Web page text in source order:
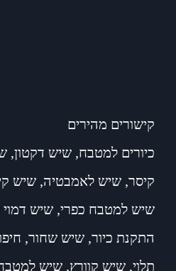
קישורים מהירים
כיורים למטבח, שיש דקטון,
קיסר, שיש לאמבטיה, שיש
שיש למטבח כפרי, שיש
התקנת כיור, שיש שחור,
תלוי, שיש קוורץ, שיש